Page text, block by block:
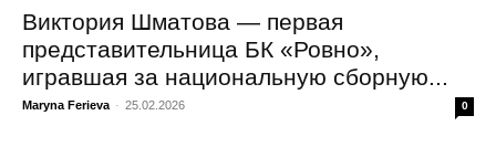
Виктория Шматова — первая
представительница БК «Ровно»,
игравшая за национальную сборную...
Maryna Ferieva - 25.02.2026 0